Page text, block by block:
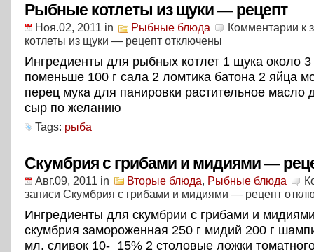
Рыбные котлеты из щуки — рецепт
Ноя.02, 2011 in Рыбные блюда Комментарии к
котлеты из щуки — рецепт отключены
Ингредиенты для рыбных котлет 1 щука около 3
поменьше 100 г сала 2 ломтика батона 2 яйца
перец мука для панировки растительное масло
сыр по желанию
Tags: рыба
Скумбрия с грибами и мидиями —
Авг.09, 2011 in Вторые блюда, Рыбные блюда
записи Скумбрия с грибами и мидиями — рецепт
Ингредиенты для скумбрии с грибами и
скумбрия замороженная 250 г мидий 200 г
мл. сливок 10- 15% 2 столовые ложки